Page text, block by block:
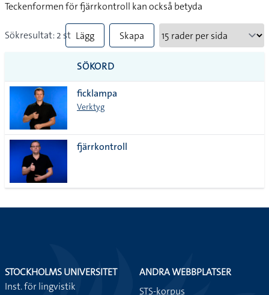
Teckenformen för fjärrkontroll kan också betyda
Sökresultat: 2 st Lägg
till
alla i
lista
Skapa
SÖKORD
ficklampa
Verktyg
fjärrkontroll
STOCKHOLMS UNIVERSITET
Inst. för lingvistik
ANDRA WEBBPLATSER
STS-korpus